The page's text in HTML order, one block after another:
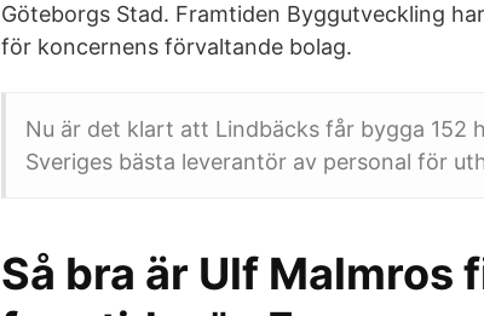
Göteborgs Stad. Framtiden Byggutveckling
för koncernens förvaltande bolag.
Nu är det klart att Lindbäcks får bygga 152
Sveriges bästa leverantör av personal för
Så bra är Ulf Malmros